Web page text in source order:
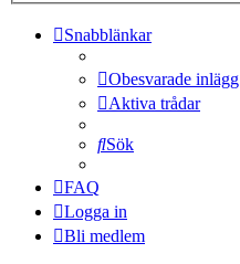
Snabblänkar
Obesvarade inlägg
Aktiva trådar
Sök
FAQ
Logga in
Bli medlem